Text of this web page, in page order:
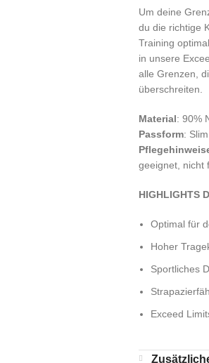
Um deine
du die richtige
Training
in unsere
alle Grenzen,
überschreiten.
Material: 90%
Passform:
geeignet, nicht
HIGHLIGHTS
Optimal für
Hoher
Sportliches
Exceed